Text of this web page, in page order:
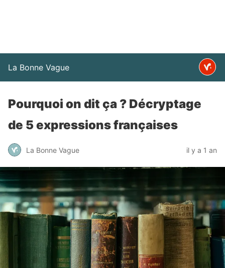
La Bonne Vague
Pourquoi on dit ça ? Décryptage
de 5 expressions françaises
La Bonne Vague il y a 1 an